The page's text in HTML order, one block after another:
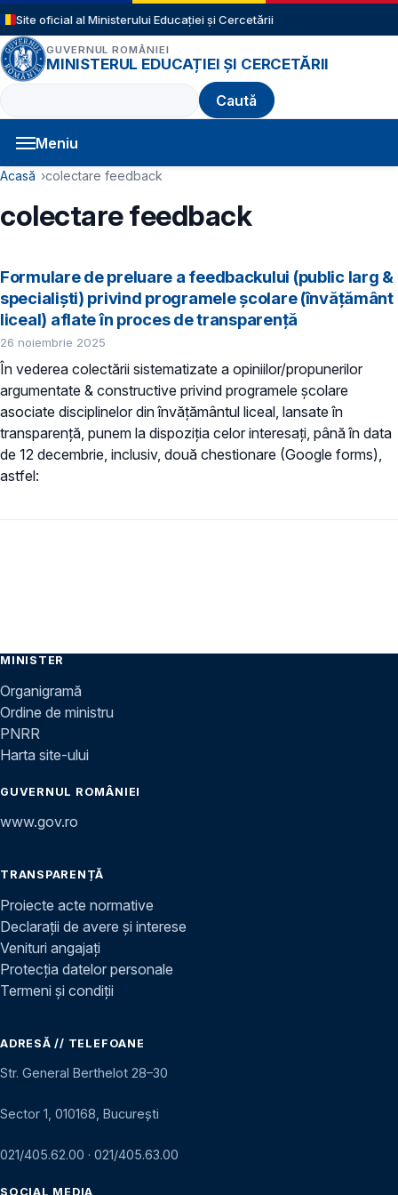
Sari la conținutul principal
Site oficial al Ministerului Educației și Cercetării
GUVERNUL ROMÂNIEI
MINISTERUL EDUCAȚIEI ȘI CERCETĂRII
Caută
Meniu
Navigație principală
Cale de navigare
Acasă colectare feedback
colectare feedback
Formulare de preluare a feedbackului (public larg &
specialiști) privind programele școlare (învățământ
liceal) aflate în proces de transparență
26 noiembrie 2025
În vederea colectării sistematizate a opiniilor/propunerilor
argumentate & constructive privind programele școlare
asociate disciplinelor din învățământul liceal, lansate în
transparență, punem la dispoziția celor interesați, până în data
de 12 decembrie, inclusiv, două chestionare (Google forms),
astfel:
MINISTER
Organigramă
Ordine de ministru
PNRR
Harta site-ului
GUVERNUL ROMÂNIEI
www.gov.ro
TRANSPARENȚĂ
Proiecte acte normative
Declarații de avere și interese
Venituri angajați
Protecția datelor personale
Termeni și condiții
ADRESĂ // TELEFOANE
Str. General Berthelot 28–30
Sector 1, 010168, București
021/405.62.00 · 021/405.63.00
SOCIAL MEDIA